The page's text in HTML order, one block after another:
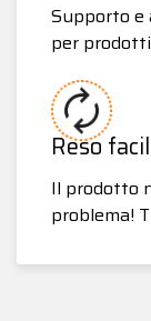
Supporto e
per
Reso
Il prodotto
problema!